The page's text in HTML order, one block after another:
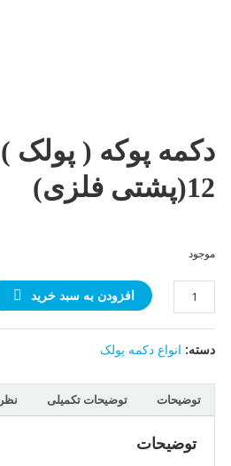
دکمه پوکه ( پولک
12(پشتی فلزی)
موجود
دکمه
پوکه
(
پولک
12(پشتی
افزودن به سبد خرید
دسته: انواع دکمه پولک
توضیحات توضیحات تکمیلی
توضیحات